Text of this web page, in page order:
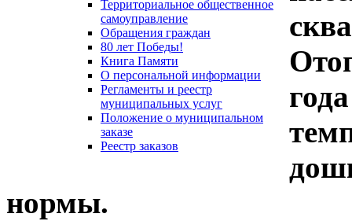
Территориальное общественное
самоуправление
Обращения граждан
80 лет Победы!
Книга Памяти
О персональной информации
Регламенты и реестр
муниципальных услуг
Положение о муниципальном
заказе
Реестр заказов
нормы.